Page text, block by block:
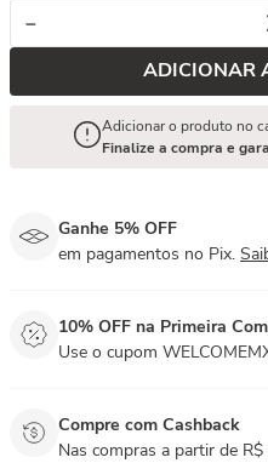
－
ADICIONAR
Adicionar o produto no
Finalize a compra e
Ganhe 5% OFF
em pagamentos no Pix.
10% OFF na Primeira
Use o cupom
Compre com Cashback
Nas compras a partir de